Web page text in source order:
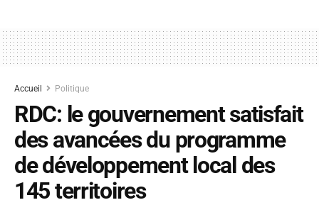
Accueil Politique
RDC: le gouvernement satisfait
des avancées du programme
de développement local des
145 territoires